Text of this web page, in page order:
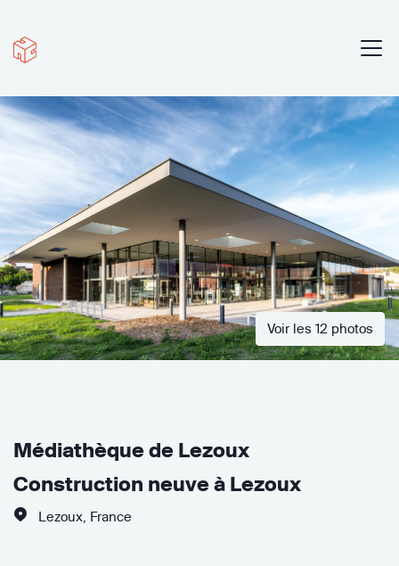
Voir les 12 photos
Médiathèque de Lezoux
Construction neuve à Lezoux
Lezoux France